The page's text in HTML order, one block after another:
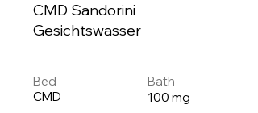
CMD Sandorini
Gesichtswasser
Bed
CMD
Bath
100 mg